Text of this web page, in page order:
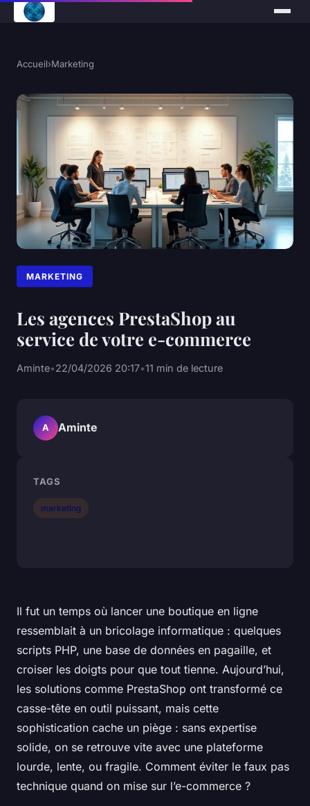
Accueil›Marketing
MARKETING
Les agences PrestaShop au
service de votre e-commerce
Aminte•22/04/2026 20:17•11 min de lecture
Il fut un temps où lancer une boutique en ligne
ressemblait à un bricolage informatique : quelques
scripts PHP, une base de données en pagaille, et
croiser les doigts pour que tout tienne. Aujourd’hui,
les solutions comme PrestaShop ont transformé ce
casse-tête en outil puissant, mais cette
sophistication cache un piège : sans expertise
solide, on se retrouve vite avec une plateforme
lourde, lente, ou fragile. Comment éviter le faux pas
technique quand on mise sur l’e-commerce ?
A Aminte
TAGS
marketing